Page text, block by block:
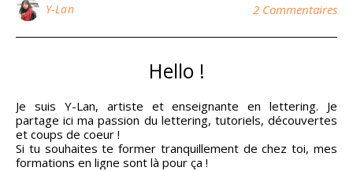
Y-Lan 2 Commentaires
Hello !
Je suis Y-Lan, artiste et enseignante en lettering. Je
partage ici ma passion du lettering, tutoriels, découvertes
et coups de coeur !
Si tu souhaites te former tranquillement de chez toi, mes
formations en ligne sont là pour ça !